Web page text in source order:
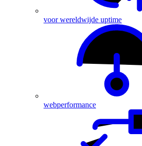
voor wereldwijde uptime
webperformance